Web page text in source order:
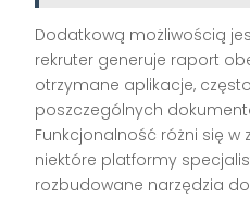
Dodatkową możliwością
rekruter generuje raport
otrzymane aplikacje,
poszczególnych
Funkcjonalność różni się
niektóre platformy
rozbudowane narzędzia